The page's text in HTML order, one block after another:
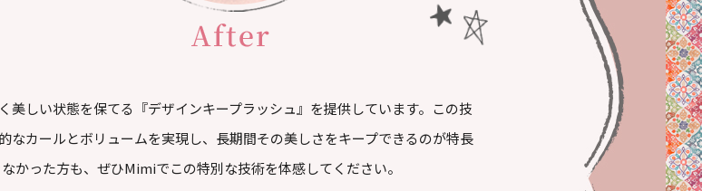
しい状態を保てる『デザインキープラッシュ』を提供しています。この技
なカールとボリュームを実現し、長期間その美しさをキープできるのが特長
かった方も、ぜひMimiでこの特別な技術を体感してください。